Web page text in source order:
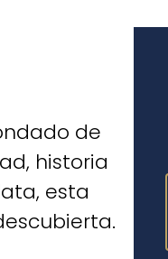
de
historia
esta